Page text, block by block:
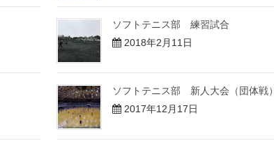
ソフトテニス部 練習試合
2018年2月11日
ソフトテニス部 新人大会（団体戦）
2017年12月17日